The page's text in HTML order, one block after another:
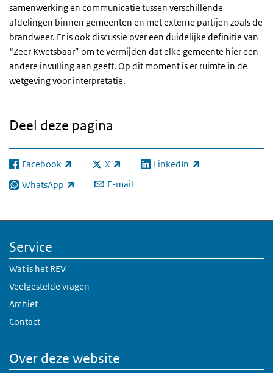
samenwerking en communicatie tussen verschillende
afdelingen binnen gemeenten en met externe partijen zoals de
brandweer. Er is ook discussie over een duidelijke definitie van
“Zeer Kwetsbaar” om te vermijden dat elke gemeente hier een
andere invulling aan geeft. Op dit moment is er ruimte in de
wetgeving voor interpretatie.
Deel deze pagina
Facebook
(externe link) X
(externe link) LinkedIn
(externe link)
WhatsApp
(externe link) E-mail
Service
Wat is het REV
Veelgestelde vragen
Archief
Contact
Over deze website